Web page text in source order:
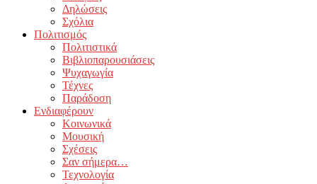
Δηλώσεις
Σχόλια
Πολιτισμός
Πολιτιστικά
Βιβλιοπαρουσιάσεις
Ψυχαγωγία
Τέχνες
Παράδοση
Ενδιαφέρουν
Κοινωνικά
Μουσική
Σχέσεις
Σαν σήμερα…
Τεχνολογία